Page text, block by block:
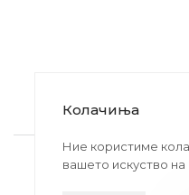
2020-2024 © MB
Колачиња
Ние користиме
вашето искуство